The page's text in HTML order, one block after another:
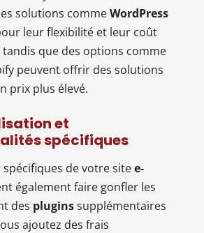
solutions commeWordPress
leur flexibilité et leur coût
que des options comme
peuvent offrir des solutions
prix plus élevé.
et
spécifiques
spécifiques de votre sitee-
également faire gonfler les
des pluginssupplémentaires
ajoutez des frais